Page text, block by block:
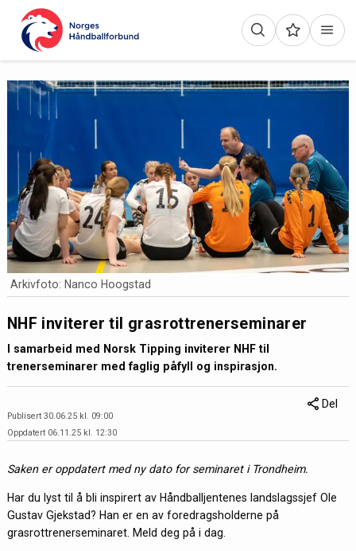
Arkivfoto: Nanco Hoogstad
NHF inviterer til grasrottrenerseminarer
I samarbeid med Norsk Tipping inviterer NHF til
trenerseminarer med faglig påfyll og inspirasjon.
Publisert 30.06.25 kl. 09:00
Oppdatert 06.11.25 kl. 12:30
Del
Saken er oppdatert med ny dato for seminaret i Trondheim.
Har du lyst til å bli inspirert av Håndballjentenes landslagssjef Ole
Gustav Gjekstad? Han er en av foredragsholderne på
grasrottrenerseminaret. Meld deg på i dag.